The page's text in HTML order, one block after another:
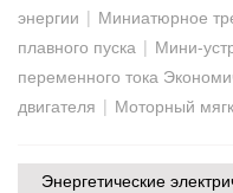
энергии | Миниатюрное
плавного пуска | Мини-
переменного тока
двигателя | Моторный
Энергетические